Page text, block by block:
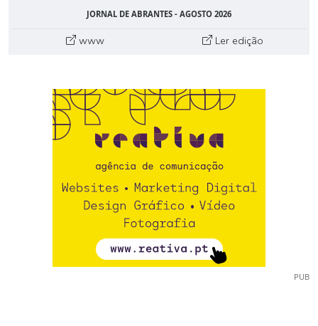
JORNAL DE ABRANTES - AGOSTO 2026
www Ler edição
PUB